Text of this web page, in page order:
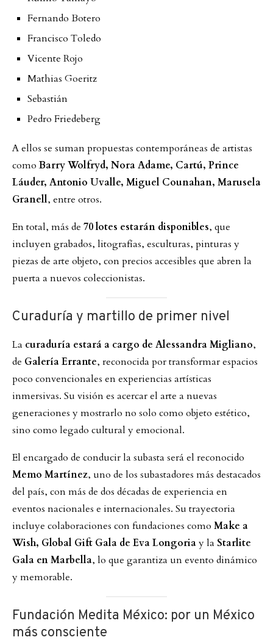
Fernando Botero
Francisco Toledo
Vicente Rojo
Mathias Goeritz
Sebastián
Pedro Friedeberg
A ellos se suman propuestas contemporáneas de artistas
comoBarry Wolfryd, Nora Adame, Cartú, Prince
Láuder, Antonio Uvalle, Miguel Counahan, Marusela
Granell, entre otros.
En total, más de 70 lotes estarán disponibles, que
incluyen grabados, litografías, esculturas, pinturas y
piezas de arte objeto, con precios accesibles que abren la
puerta a nuevos coleccionistas.
Curaduría y martillo de primer nivel
La curaduría estará a cargo de Alessandra Migliano,
de Galería Errante, reconocida por transformar espacios
poco convencionales en experiencias artísticas
inmersivas. Su visión es acercar el arte a nuevas
generaciones y mostrarlo no solo como objeto estético,
sino como legado cultural y emocional.
El encargado de conducir la subasta será el reconocido
Memo Martínez, uno de los subastadores más destacados
del país, con más de dos décadas de experiencia en
eventos nacionales e internacionales. Su trayectoria
incluye colaboraciones con fundaciones como Make a
Wish, Global Gift Gala de Eva Longoriay la Starlite
Gala en Marbella, lo que garantiza un evento dinámico
y memorable.
Fundación Medita México: por un México
más consciente